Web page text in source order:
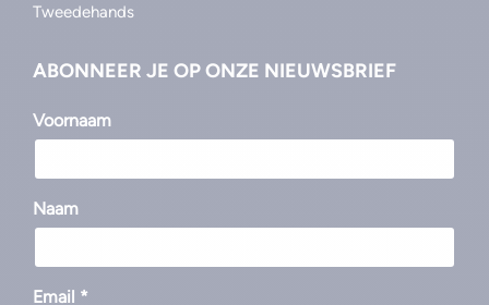
Tweedehands
ABONNEER JE OP ONZE NIEUWSBRIEF
Voornaam
Naam
Email *